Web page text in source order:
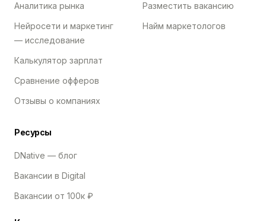
Аналитика рынка
Нейросети и маркетинг
— исследование
Калькулятор зарплат
Сравнение офферов
Отзывы о компаниях
Разместить вакансию
Найм маркетологов
Ресурсы
DNative — блог
Вакансии в Digital
Вакансии от 100к ₽